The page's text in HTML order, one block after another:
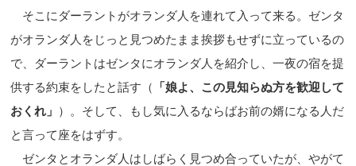
そこにダーラントがオランダ人を連れて入って来る。ゼンタ
がオランダ人をじっと見つめたまま挨拶もせずに立っているの
で、ダーラントはゼンタにオランダ人を紹介し、一夜の宿を提
供する約束をしたと話す（
「娘よ、この見知らぬ方を歓迎して
おくれ」 ）。そして、もし気に入るならばお前の婿になる人だ
と言って座をはずす。
ゼンタとオランダ人はしばらく見つめ合っていたが、やがて